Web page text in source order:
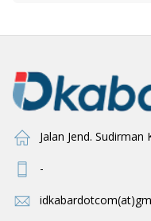
Jalan Jend.
-